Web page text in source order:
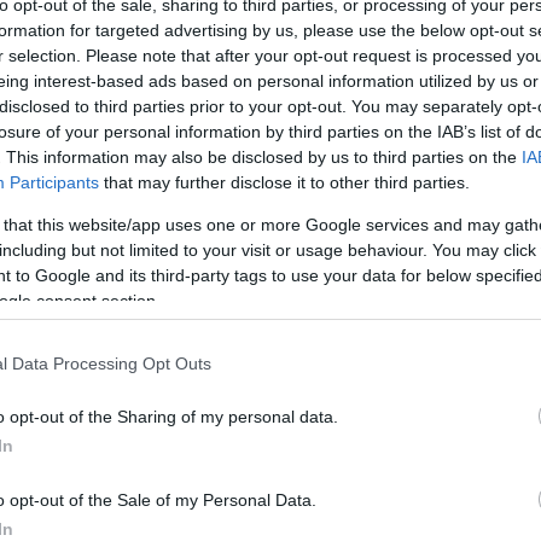
opt-out of the sale, sharing to third parties, or processing of your
for targeted advertising by us, please use the below opt-out
selection. Please note that after your opt-out request is processed
interest-based ads based on personal information utilized by us
to third parties prior to your opt-out. You may separately
of your personal information by third parties on the IAB’s list of
This information may also be disclosed by us to third parties on the
Participants that may further disclose it to other third parties.
that this website/app uses one or more Google services and may
but not limited to your visit or usage behaviour. You may
to Google and its third-party tags to use your data for below
consent section.
Data Processing Opt Outs
opt-out of the Sharing of my personal data.
opt-out of the Sale of my Personal Data.
Link másolása
jelképező fáklya öt egyetemi
150 futó, összesen 1100 kilométert tett
demonstrációt szerveztek. Ezzel szinte
és kancellárja 8 pontos ajánlatot